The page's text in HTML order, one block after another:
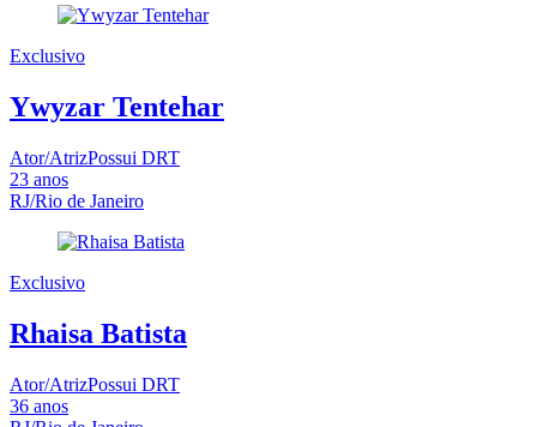
Exclusivo
Ywyzar Tentehar
Ator/AtrizPossui DRT
23 anos
RJ/Rio de Janeiro
Exclusivo
Rhaisa Batista
Ator/AtrizPossui DRT
36 anos